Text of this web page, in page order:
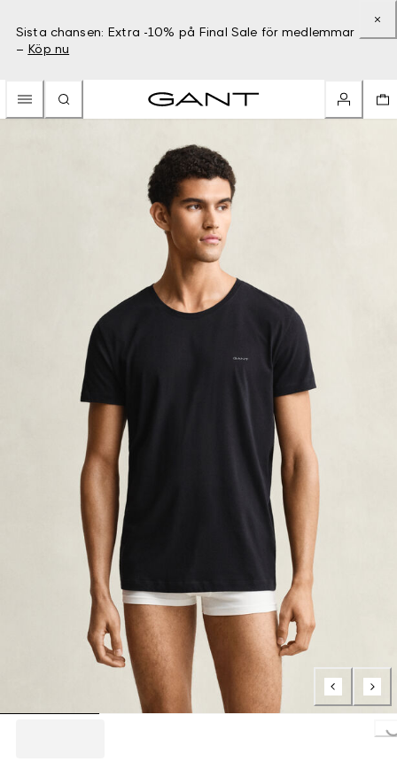
Sista chansen: Extra -10% på Final Sale för medlemmar
– Köp nu